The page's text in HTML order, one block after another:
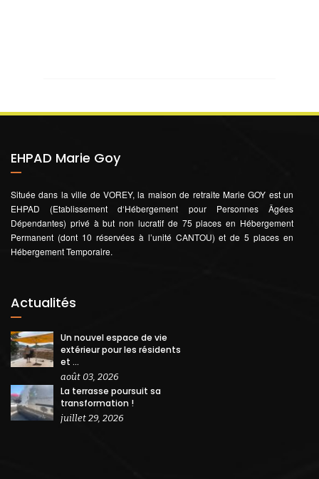
EHPAD Marie Goy
Située dans la ville de VOREY, la maison de retraite Marie GOY est un
EHPAD (Etablissement d‘Hébergement pour Personnes Âgées
Dépendantes) privé à but non lucratif de 75 places en Hébergement
Permanent (dont 10 réservées à l’unité CANTOU) et de 5 places en
Hébergement Temporaire.
Actualités
Un nouvel espace de vie
extérieur pour les résidents
et ...
août 03, 2026
La terrasse poursuit sa
transformation !
juillet 29, 2026